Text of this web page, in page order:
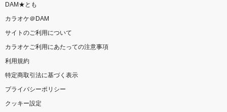
DAM★とも
カラオケ＠DAM
サイトのご利用について
カラオケご利用にあたっての注意事項
利用規約
特定商取引法に基づく表示
プライバシーポリシー
クッキー設定